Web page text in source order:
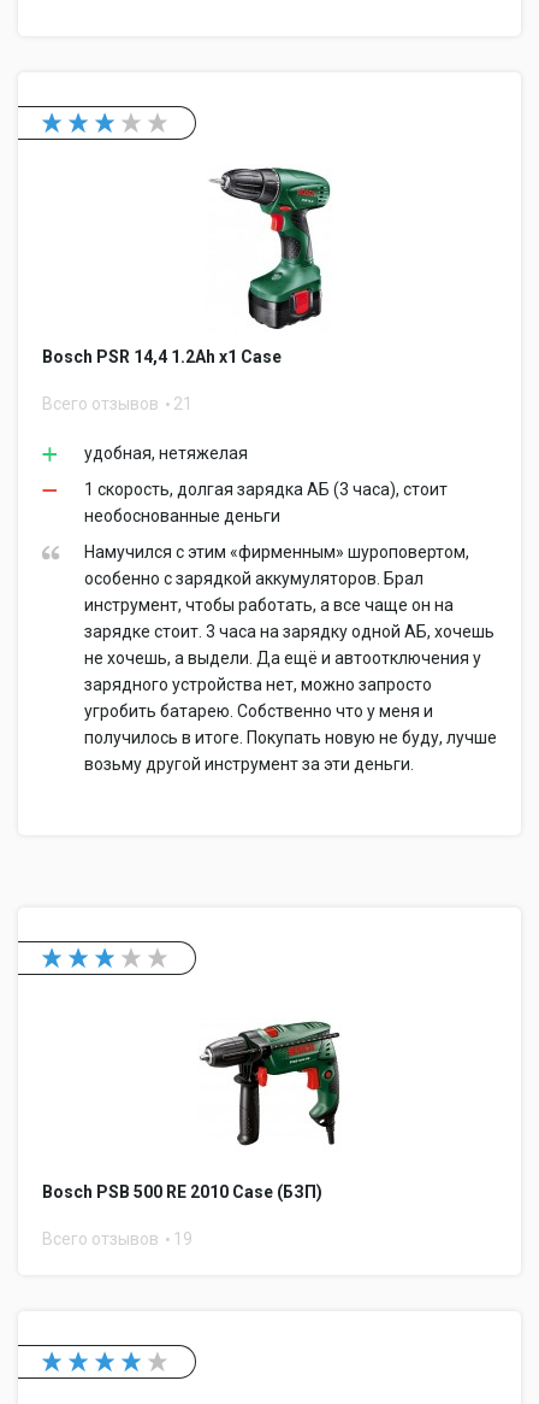
Bosch PSR 14,4 1.2Ah x1 Case
Всего отзывов 21
удобная, нетяжелая
1 скорость, долгая зарядка АБ (3 часа), стоит
необоснованные деньги
Намучился с этим «фирменным» шуроповертом,
особенно с зарядкой аккумуляторов. Брал
инструмент, чтобы работать, а все чаще он на
зарядке стоит. 3 часа на зарядку одной АБ, хочешь
не хочешь, а выдели. Да ещё и автоотключения у
зарядного устройства нет, можно запросто
угробить батарею. Собственно что у меня и
получилось в итоге. Покупать новую не буду, лучше
возьму другой инструмент за эти деньги.
Bosch PSB 500 RE 2010 Case (БЗП)
Всего отзывов 19